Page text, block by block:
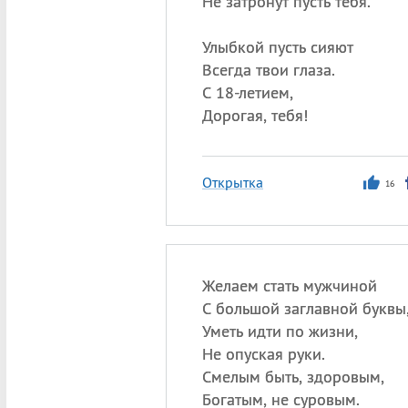
Улыбкой пусть сияют
Всегда твои глаза.
С 18-летием,
Дорогая, тебя!
Открытка 16
Желаем стать мужчиной
С большой заглавной
Уметь идти по жизни,
Не опуская руки.
Смелым быть, здоровым,
Богатым, не суровым.